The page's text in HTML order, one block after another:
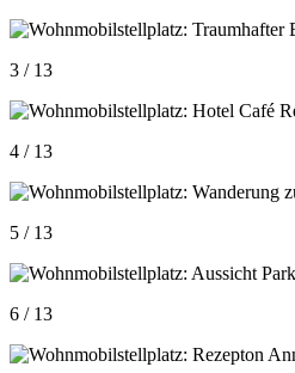
3 / 13
4 / 13
5 / 13
6 / 13